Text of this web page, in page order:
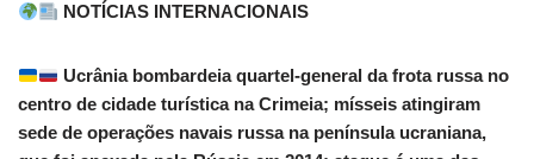
NOTÍCIAS INTERNACIONAIS
Ucrânia bombardeia quartel-general da frota russa no
centro de cidade turística na Crimeia; mísseis atingiram
sede de operações navais russa na península ucraniana,